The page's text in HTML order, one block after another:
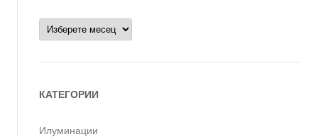
Архиви
КАТЕГОРИИ
Илуминации